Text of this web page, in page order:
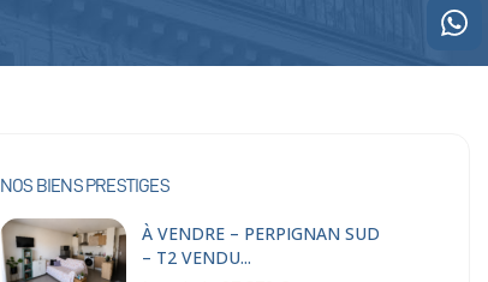
NOS BIENS PRESTIGES
À VENDRE – PERPIGNAN SUD
– T2 VENDU...